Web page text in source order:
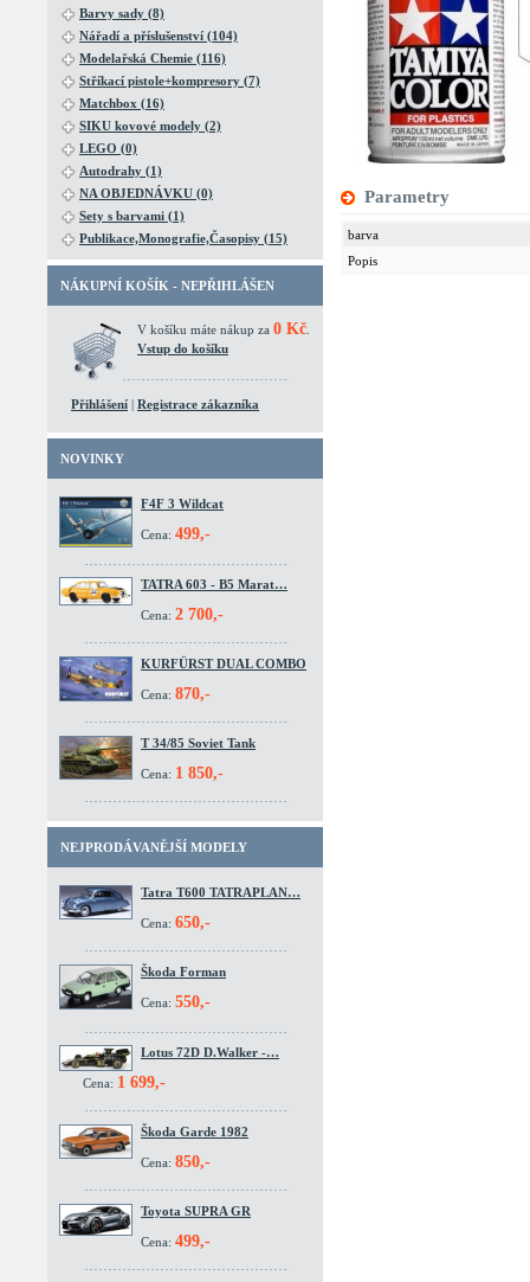
Barvy sady (8)
Nářadí a příslušenství (104)
Modelařská Chemie (116)
Stříkací pistole+kompresory (7)
Matchbox (16)
SIKU kovové modely (2)
LEGO (0)
Autodrahy (1)
NA OBJEDNÁVKU (0)
Sety s barvami (1)
Publikace,Monografie,Časopisy (15)
NÁKUPNÍ KOŠÍK - NEPŘIHLÁŠEN
V košíku máte nákup za 0 Kč
Vstup do košíku
Přihlášení | Registrace zákazníka
NOVINKY
F4F 3 Wildcat
Cena: 499,-
TATRA 603 - B5 Marat…
Cena: 2 700,-
KURFÜRST DUAL COMBO
Cena: 870,-
T 34/85 Soviet Tank
Cena: 1 850,-
NEJPRODÁVANĚJŠÍ MODELY
Tatra T600 TATRAPLAN…
Cena: 650,-
Škoda Forman
Cena: 550,-
Lotus 72D D.Walker -…
Cena: 1 699,-
Škoda Garde 1982
Cena: 850,-
Toyota SUPRA GR
Cena: 499,-
Parametry
barva
Popis